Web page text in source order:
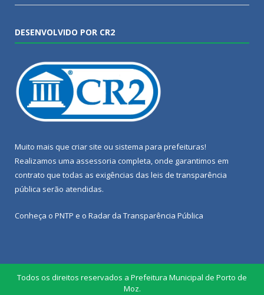
DESENVOLVIDO POR CR2
Muito mais que criar site ou sistema para prefeituras!
Realizamos uma assessoria completa, onde garantimos em
contrato que todas as exigências das leis de transparência
pública serão atendidas.
Conheça o PNTP e o Radar da Transparência Pública
Todos os direitos reservados a Prefeitura Municipal de Porto de
Moz.